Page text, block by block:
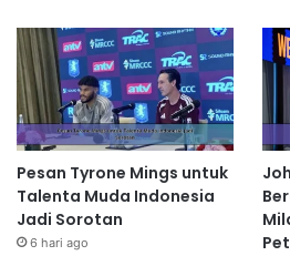
Pesan Tyrone Mings untuk
Talenta Muda Indonesia
Jadi Sorotan
6 hari ago